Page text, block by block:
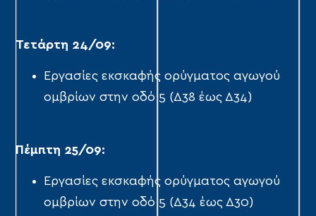
Τετάρτη 24/09:
Εργασίες εκσκαφής ορύγματος αγωγού
ομβρίων στην οδό 5 (Δ38 έως Δ34)
Πέμπτη 25/09:
Εργασίες εκσκαφής ορύγματος αγωγού
ομβρίων στην οδό 5 (Δ34 έως Δ30)